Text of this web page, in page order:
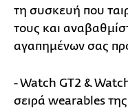
τη συσκευή που
τους και
αγαπημένων σας
- Watch GT2 &
σειρά wearables